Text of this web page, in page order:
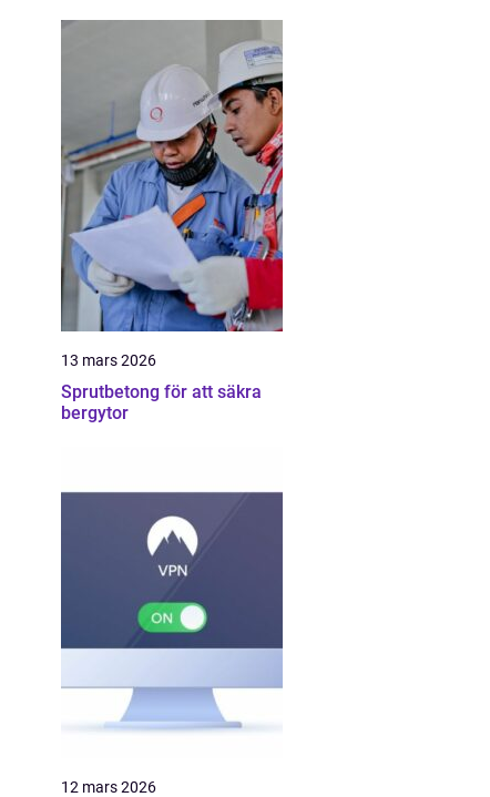
13 mars 2026
Sprutbetong för att säkra
bergytor
12 mars 2026